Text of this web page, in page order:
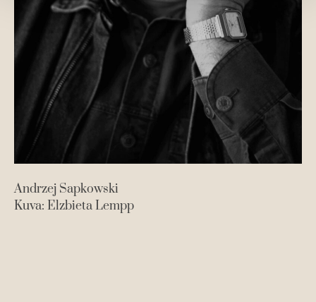
Andrzej Sapkowski
Kuva: Elzbieta Lempp